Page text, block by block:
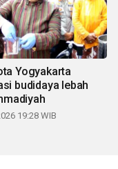
Yogyakarta
budidaya lebah
19:28 WIB